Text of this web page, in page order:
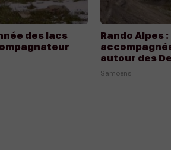
des lacs
Écrire
Rando Alpes
autour des
Blanches
Samoëns